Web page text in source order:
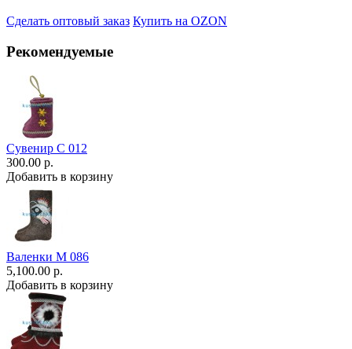
Сделать оптовый заказ Купить на OZON
Рекомендуемые
Сувенир С 012
300.00 р.
Добавить в корзину
Валенки М 086
5,100.00 р.
Добавить в корзину